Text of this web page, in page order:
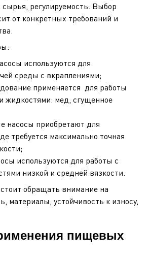
сырья, регулируемость. Выбор
от конкретных требований и
используются для
среды с вкраплениями;
применяется для работы
жидкостями: мед, сгущенное
насосы приобретают для
требуется максимально точная
используются для работы с
низкой и средней вязкости.
обращать внимание на
материалы, устойчивость к износу,
пищевых